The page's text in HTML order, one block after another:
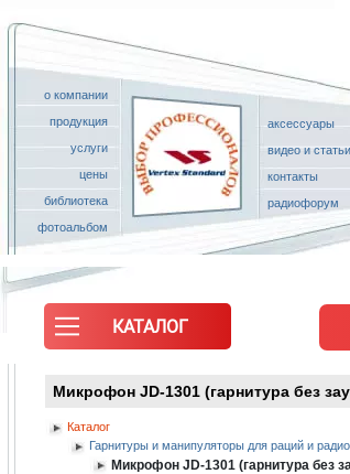
о компании
продукция
услуги
цены
библиотека
фотоальбом
аксессуары
видео и статьи
контакты
радиофорум
КАТАЛОГ
Микрофон JD-1301 (гарнитура без
Каталог
Гарнитуры и манипуляторы для раций и
Микрофон JD-1301 (гарнитура без